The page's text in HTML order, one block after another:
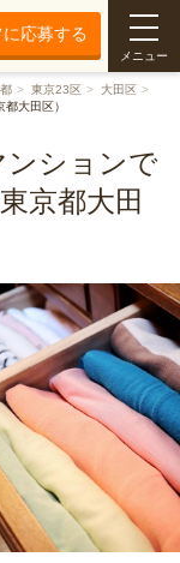
に応募する
メニュー
東京23区
大田区
大田区）
ンションで
京都大田